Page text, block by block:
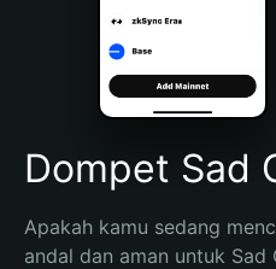
Português (Brasil)
Español (Argentina)
Dompet Sad
Apakah kamu sedang
andal dan aman untuk